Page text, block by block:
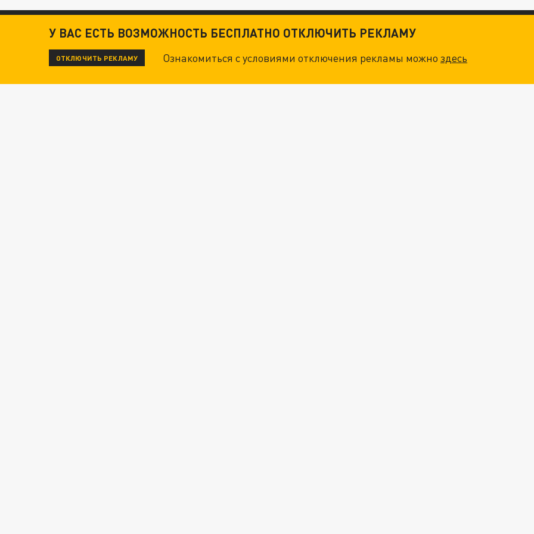
У ВАС ЕСТЬ ВОЗМОЖНОСТЬ БЕСПЛАТНО ОТКЛЮЧИТЬ РЕКЛАМУ
ОТКЛЮЧИТЬ РЕКЛАМУ Ознакомиться с условиями отключения рекламы можноздесь